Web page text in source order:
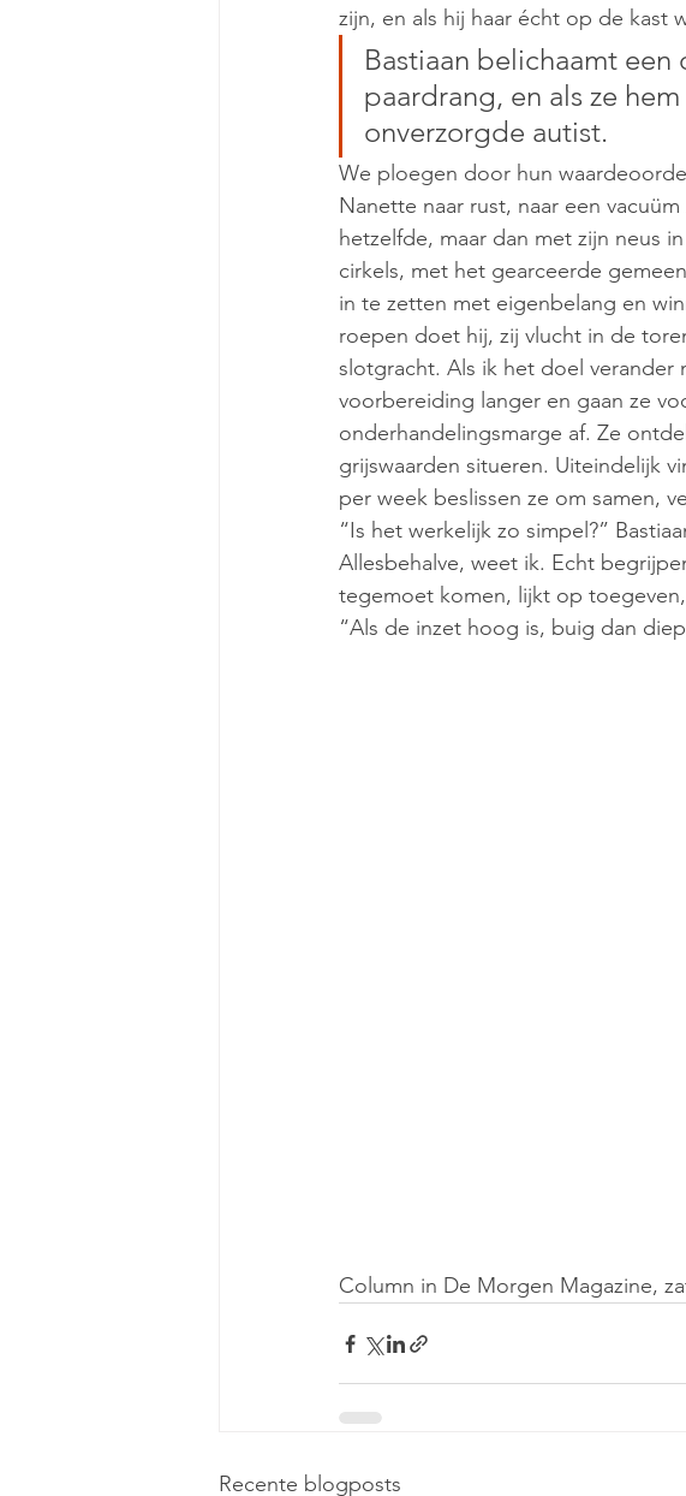
zijn, en als hij haar écht op de kast
Bastiaan belichaamt
paardrang, en als ze
onverzorgde autist.
We ploegen door hun
Nanette naar rust, naar een
hetzelfde, maar dan met zijn neus
cirkels, met het gearceerde
in te zetten met eigenbelang en
roepen doet hij, zij vlucht in de
slotgracht. Als ik het doel verander
voorbereiding langer en gaan ze
onderhandelingsmarge af. Ze
grijswaarden situeren. Uiteindelijk
per week beslissen ze om samen,
“Is het werkelijk zo simpel?”
Allesbehalve, weet ik. Echt
tegemoet komen, lijkt op
“Als de inzet hoog is, buig dan
Column in De Morgen Magazine,
Recente blogposts